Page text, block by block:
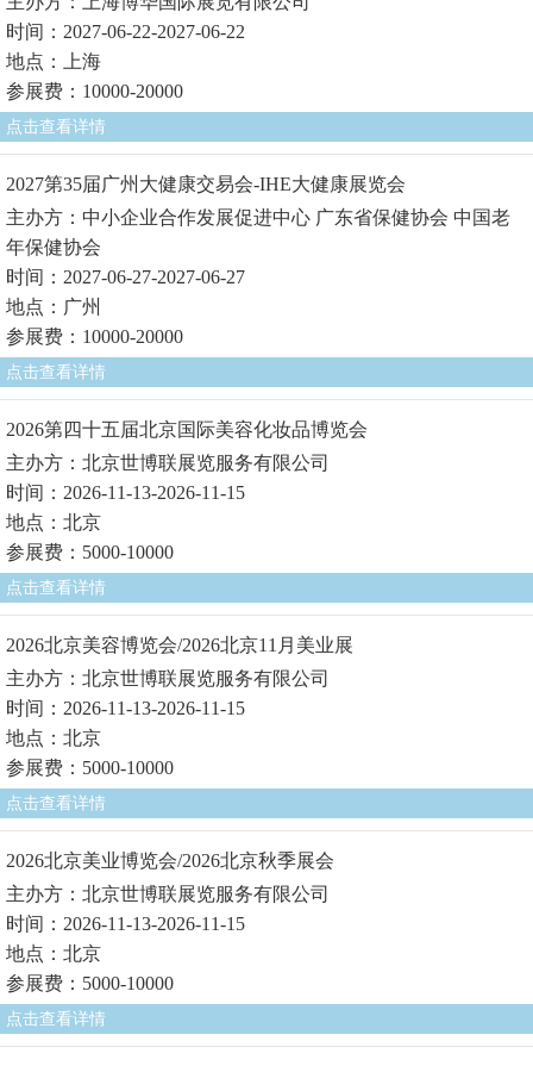
时间：2027-06-22-2027-06-22
地点：上海
参展费：10000-20000
点击查看详情
2027第35届广州大健康交易会-IHE大健康展览会
主办方：中小企业合作发展促进中心 广东省保健协会 中国老
年保健协会
时间：2027-06-27-2027-06-27
地点：广州
参展费：10000-20000
点击查看详情
2026第四十五届北京国际美容化妆品博览会
主办方：北京世博联展览服务有限公司
时间：2026-11-13-2026-11-15
地点：北京
参展费：5000-10000
点击查看详情
2026北京美容博览会/2026北京11月美业展
主办方：北京世博联展览服务有限公司
时间：2026-11-13-2026-11-15
地点：北京
参展费：5000-10000
点击查看详情
2026北京美业博览会/2026北京秋季展会
主办方：北京世博联展览服务有限公司
时间：2026-11-13-2026-11-15
地点：北京
参展费：5000-10000
点击查看详情